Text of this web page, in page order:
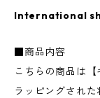
International
■商品内容
こちらの商品は【
ラッピングされ